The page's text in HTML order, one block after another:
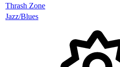
Thrash Zone
Jazz/Blues